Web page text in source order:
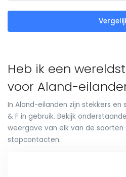
Heb ik een
voor Aland-
In Aland-eilanden zijn stekkers
& F in gebruik. Bekijk
weergave van elk van de
stopcontacten.